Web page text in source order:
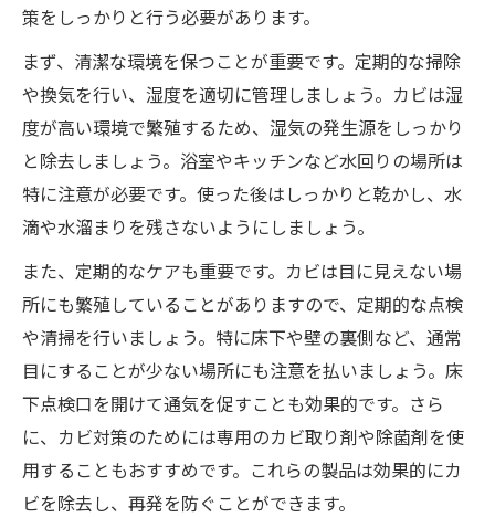
策をしっかりと行う必要があります。
まず、清潔な環境を保つことが重要です。定期的な掃除
や換気を行い、湿度を適切に管理しましょう。カビは湿
度が高い環境で繁殖するため、湿気の発生源をしっかり
と除去しましょう。浴室やキッチンなど水回りの場所は
特に注意が必要です。使った後はしっかりと乾かし、水
滴や水溜まりを残さないようにしましょう。
また、定期的なケアも重要です。カビは目に見えない場
所にも繁殖していることがありますので、定期的な点検
や清掃を行いましょう。特に床下や壁の裏側など、通常
目にすることが少ない場所にも注意を払いましょう。床
下点検口を開けて通気を促すことも効果的です。さら
に、カビ対策のためには専用のカビ取り剤や除菌剤を使
用することもおすすめです。これらの製品は効果的にカ
ビを除去し、再発を防ぐことができます。